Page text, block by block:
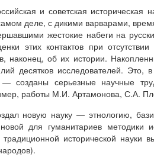
и советская историческая
деле, с дикими варварами,
жестокие набеги на
этих контактов при
наконец, об их истории.
десятков исследователей.
созданы серьезные научные
работы М.И. Артамонова, С.А.
новую науку — этнологию,
для гуманитариев методики
исторической науки